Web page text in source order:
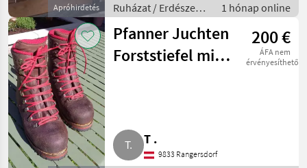
Apróhirdetés
Ruházat / Erdészeti
munkaruha
1 hónap online
Pfanner Juchten
Forststiefel mit
200 €
ÁFA nem
érvényesíthető
T .
9833 Rangersdorf